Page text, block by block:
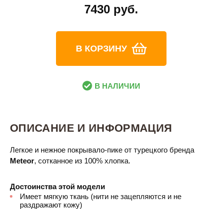
7430 руб.
В КОРЗИНУ
В НАЛИЧИИ
ОПИСАНИЕ И ИНФОРМАЦИЯ
Легкое и нежное покрывало-пике от турецкого бренда
Meteor, сотканное из 100% хлопка.
Достоинства этой модели
Имеет мягкую ткань (нити не зацепляются и не
раздражают кожу)